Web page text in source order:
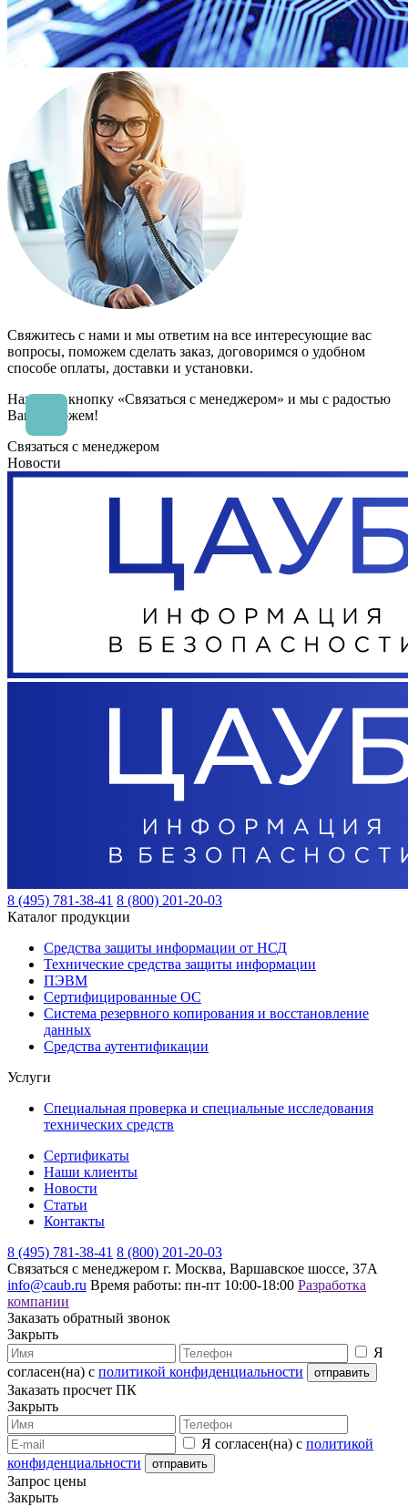
Свяжитесь с нами и мы ответим на все интересующие вас
вопросы, поможем сделать заказ, договоримся о удобном
способе оплаты, доставки и установки.
Нажмите кнопку «Связаться с менеджером» и мы с радостью
Вам поможем!
Связаться с менеджером
Новости
8 (495) 781-38-41 8 (800) 201-20-03
Каталог продукции
Средства защиты информации от НСД
Технические средства защиты информации
ПЭВМ
Сертифицированные ОС
Система резервного копирования и восстановление
данных
Средства аутентификации
Услуги
Специальная проверка и специальные исследования
технических средств
Сертификаты
Наши клиенты
Новости
Статьи
Контакты
8 (495) 781-38-41 8 (800) 201-20-03
Связаться с менеджером г. Москва, Варшавское шоссе, 37А
info@caub.ru Время работы: пн-пт 10:00-18:00 Разработка
компании
Заказать обратный звонок
Закрыть
Я
согласен(на) с политикой конфиденциальности
Заказать просчет ПК
Закрыть
Я согласен(на) с политикой
конфиденциальности
Запрос цены
Закрыть